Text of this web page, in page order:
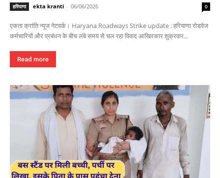
हरियाणा ekta kranti - 06/06/2026 0
एकता क्रांति न्यूज नेटवर्क। Haryana Roadways Strike update : हरियाणा रोडवेज
कर्मचारियों और प्रबंधन के बीच लंबे समय से चल रहा विवाद आखिरकार शुक्रवार...
Read more